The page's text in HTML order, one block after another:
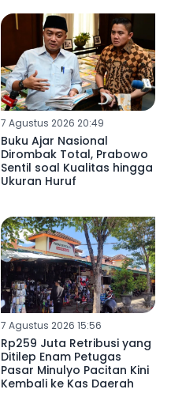
7 Agustus 2026 20:49
Buku Ajar Nasional
Dirombak Total, Prabowo
Sentil soal Kualitas hingga
Ukuran Huruf
7 Agustus 2026 15:56
Rp259 Juta Retribusi yang
Ditilep Enam Petugas
Pasar Minulyo Pacitan Kini
Kembali ke Kas Daerah